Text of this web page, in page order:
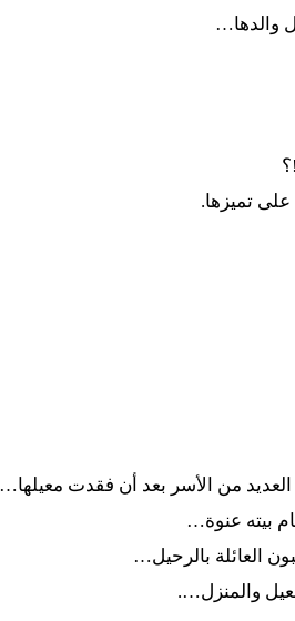
تميزها.
من الأسر بعد أن فقدت معيلها…
عنوة…
بالرحيل…